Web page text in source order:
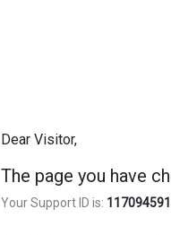
Dear Visitor,
The page you have
Your Support ID is: